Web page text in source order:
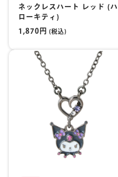
ネックレスハート レッド (ハ
ローキティ)
1,870円 (税込)